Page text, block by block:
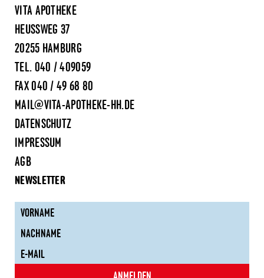
VITA APOTHEKE
HEUSSWEG 37
20255 HAMBURG
TEL. 040 / 409059
FAX 040 / 49 68 80
MAIL@VITA-APOTHEKE-HH.DE
DATENSCHUTZ
IMPRESSUM
AGB
NEWSLETTER